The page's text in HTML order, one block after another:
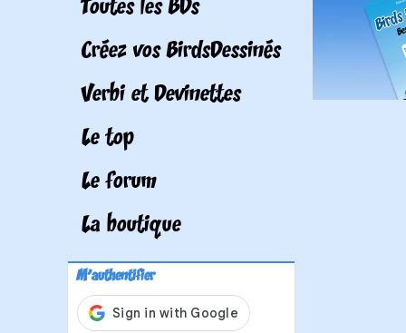
Toutes les BDs
Créez vos BirdsDessinés
Verbi et Devinettes
Le top
Le forum
La boutique
M'authentifier